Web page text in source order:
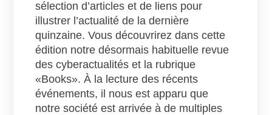
sélection d’articles et de liens pour
illustrer l’actualité de la dernière
quinzaine. Vous découvrirez dans cette
édition notre désormais habituelle revue
des cyberactualités et la rubrique
«Books». À la lecture des récents
événements, il nous est apparu que
notre société est arrivée à de multiples